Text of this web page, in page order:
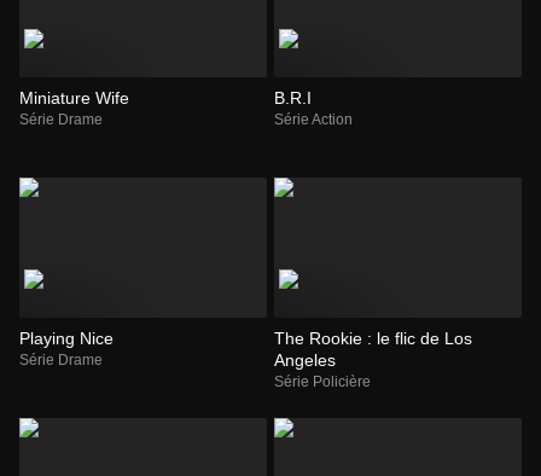
Miniature Wife
Série Drame
B.R.I
Série Action
Playing Nice
Série Drame
The Rookie : le flic de Los
Angeles
Série Policière